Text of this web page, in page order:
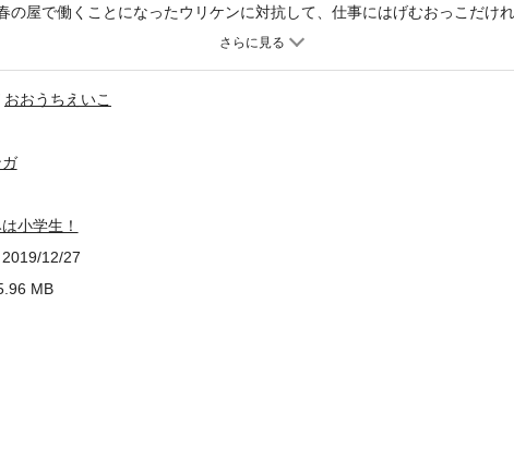
屋で働くことになったウリケンに対抗して、仕事にはげむおっこだけれ
こを立ち直らせてくれたのは!? そして、ウリケンのほんとうの目的は
おおうちえいこ
小学生！
2019/12/27
MB